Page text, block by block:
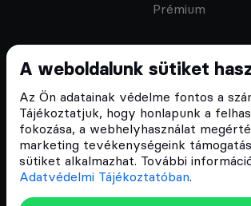
A weboldalunk sütiket
Az Ön adatainak védelme fontos a
Tájékoztatjuk, hogy honlapunk a
fokozása, a webhelyhasználat
marketing tevékenységeink
sütiket alkalmazhat. További
Adatvédelmi Tájékoztatóban.
Prémium
Feliratkozom a hírlevélre